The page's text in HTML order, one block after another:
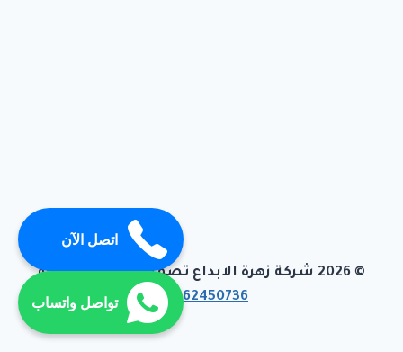
© 2026 شركة زهرة الابداع تصميم وبرمجة تيفاجو
01062450736
اتصل الآن
تواصل واتساب